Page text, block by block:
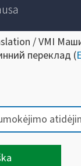
/ VMI
переклад (